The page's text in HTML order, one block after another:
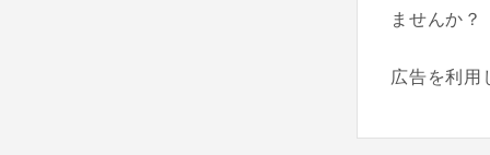
ませんか？
広告を利用